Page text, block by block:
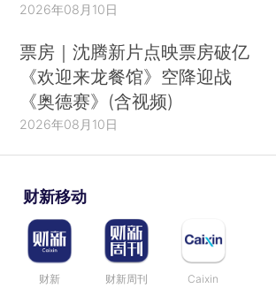
2026年08月10日
票房｜沈腾新片点映票房破亿
《欢迎来龙餐馆》空降迎战
《奥德赛》(含视频)
2026年08月10日
财新移动
财新 财新周刊 Caixin